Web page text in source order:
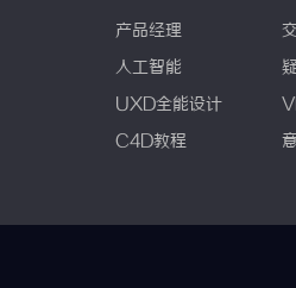
产品经理
人工智能
UXD全能设计
C4D教程